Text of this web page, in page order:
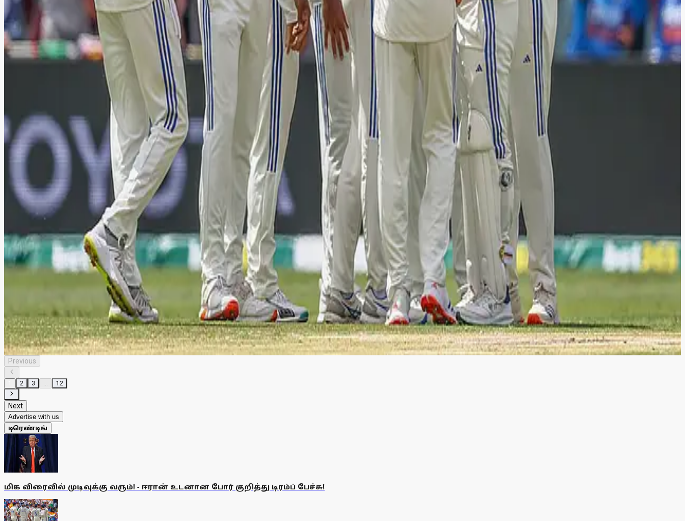
தமிழ்நாடு பிரீமியர் லீக் கிரிக்கெட் தொடரில் ஐ ட்ரீம் திருப்பூர் தமிழன்ஸ் அணிக்கு எதிரான ஆட்டத்தில் முதலில் விளையாடிய சேப்பாக் சூப்பர் கில்லிஸ் 205 ரன்கள் எடுத்துள்ளது.
ஐரோப்பா டி20 பிரீமியர் லீக்கில் விளையாடும் அஜிங்க்யா ரஹானே!
ஐரோப்பா டி20 பிரீமியர் லீக் கிரிக்கெட் தொடரில் அஜிங்க்யா ரஹானே விளையாடவுள்ளார்.
Advertise with us
ஷுப்மன் கில்லுக்கு காயம்... இலங்கைக்கு எதிரான டெஸ்ட் தொடரில் விளையாடுவாரா?
காயம் காரணமாக இலங்கைக்கு எதிரான பயிற்சி ஆட்டத்திலிருந்து இந்திய அணி கேப்டன் ஷுப்மன் கில் விலகல்...
டி20 போட்டிகளில் அதிக ரன்கள் குவித்து வரலாறு படைத்த ஜோஸ் பட்லர்!
டி20 போட்டிகளில் அதிக ரன்கள் குவித்து இங்கிலாந்து வீரர் ஜோஸ் பட்லர் வரலாறு படைத்துள்ளார்.
கபில் தேவின் சாதனையை முறியடிக்க காத்திருக்கும் மிட்செல் ஸ்டார்க்!
இந்திய அணியின் முன்னாள் கேப்டன் கபில் தேவின் சாதனையை ஆஸ்திரேலிய அணியின் வேகப் பந்துவீச்சாளர் மிட்செல் ஸ்டார்க் முறியடிக்கவுள்ளார்.
Previous
2 3 ... 12
Next
Advertise with us
டிரெண்டிங்
மிக விரைவில் முடிவுக்கு வரும்! - ஈரான் உடனான போர் குறித்து டிரம்ப் பேச்சு!